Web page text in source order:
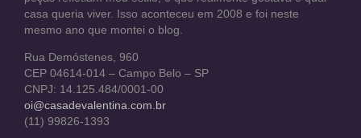
casa queria viver. Isso aconteceu em 2008 e foi neste
mesmo ano que montei o blog.
Rua Demóstenes, 960
CEP 04614-014 – Campo Belo – SP
CNPJ: 14.125.484/0001-00
oi@casadevalentina.com.br
(11) 99826-1393